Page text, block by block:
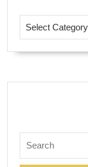
for: